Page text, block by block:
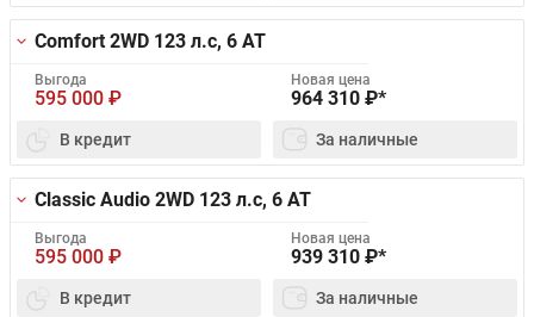
Comfort 2WD 123 л.с, 6 AT
Выгода
595 000 ₽
Новая цена
964 310 ₽*
В кредит За наличные
Classic Audio 2WD 123 л.с, 6 AT
Выгода
595 000 ₽
Новая цена
939 310 ₽*
В кредит За наличные